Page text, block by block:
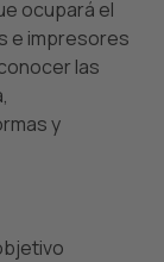
ocupará el
e impresores
las
y